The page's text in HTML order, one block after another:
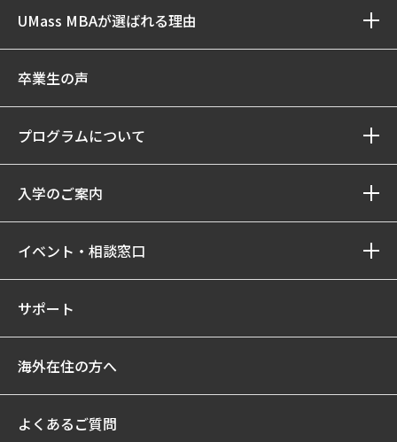
UMass MBAが選ばれる理由
卒業生の声
プログラムについて
入学のご案内
イベント・相談窓口
サポート
海外在住の方へ
よくあるご質問